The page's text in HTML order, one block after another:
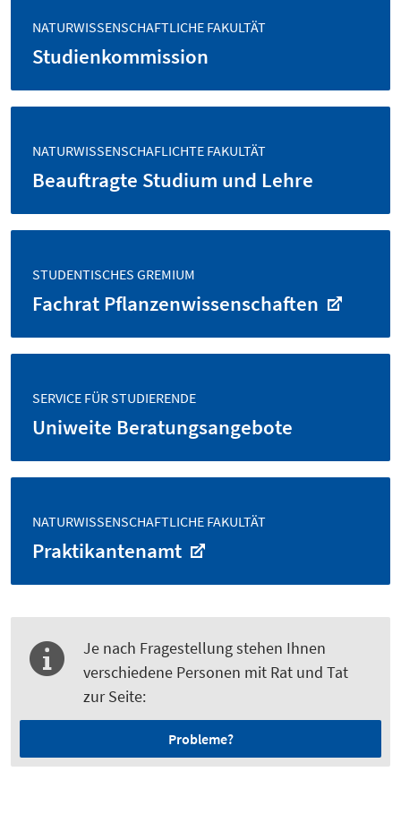
NATURWISSENSCHAFTLICHE FAKULTÄT
Studienkommission
NATURWISSENSCHAFLICHTE FAKULTÄT
Beauftragte Studium und Lehre
STUDENTISCHES GREMIUM
Fachrat Pflanzenwissenschaften
SERVICE FÜR STUDIERENDE
Uniweite Beratungs­angebote
NATURWISSENSCHAFTLICHE FAKULTÄT
Praktikantenamt
Je nach Fragestellung stehen Ihnen
verschiedene Personen mit Rat und Tat
zur Seite:
Probleme?